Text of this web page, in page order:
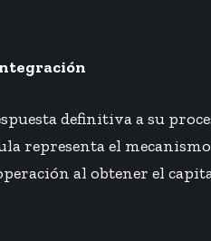
definitiva a su
representa el
al obtener el